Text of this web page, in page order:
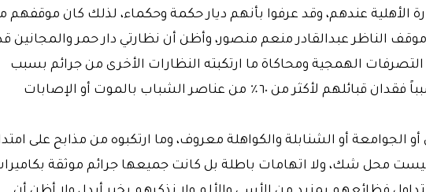
الأهلية عندهم، وقد عرفوا بأنهم ديار حكمة وحكماء، لذلك كان موقفهم
الناظر عبدالقادر منعم منصور، وأظن أن نظارتي دار حمر والمجانين
الهمجية ومحاكاة ما ارتكبته النظارات الأخرى من جرائم بسبب
إعلان مبايعة المليشيا، مما كان سبباً فقدان قبائلهم لأكثر من ٦٠٪ من عناصر الشباب بالموت أو الإصابات
الجوامعة أو الشنابلة والكواهلة معروف، وما ارتكبوه من مذابح على
ليست محل شك، ولا اتهامات باطلة بل كانت جميعها جرائم موثقة